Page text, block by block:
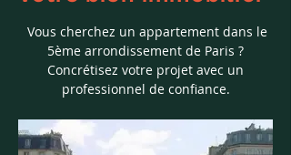
Vous cherchez un appartement dans le
5ème arrondissement de Paris ?
Concrétisez votre projet avec un
professionnel de confiance.